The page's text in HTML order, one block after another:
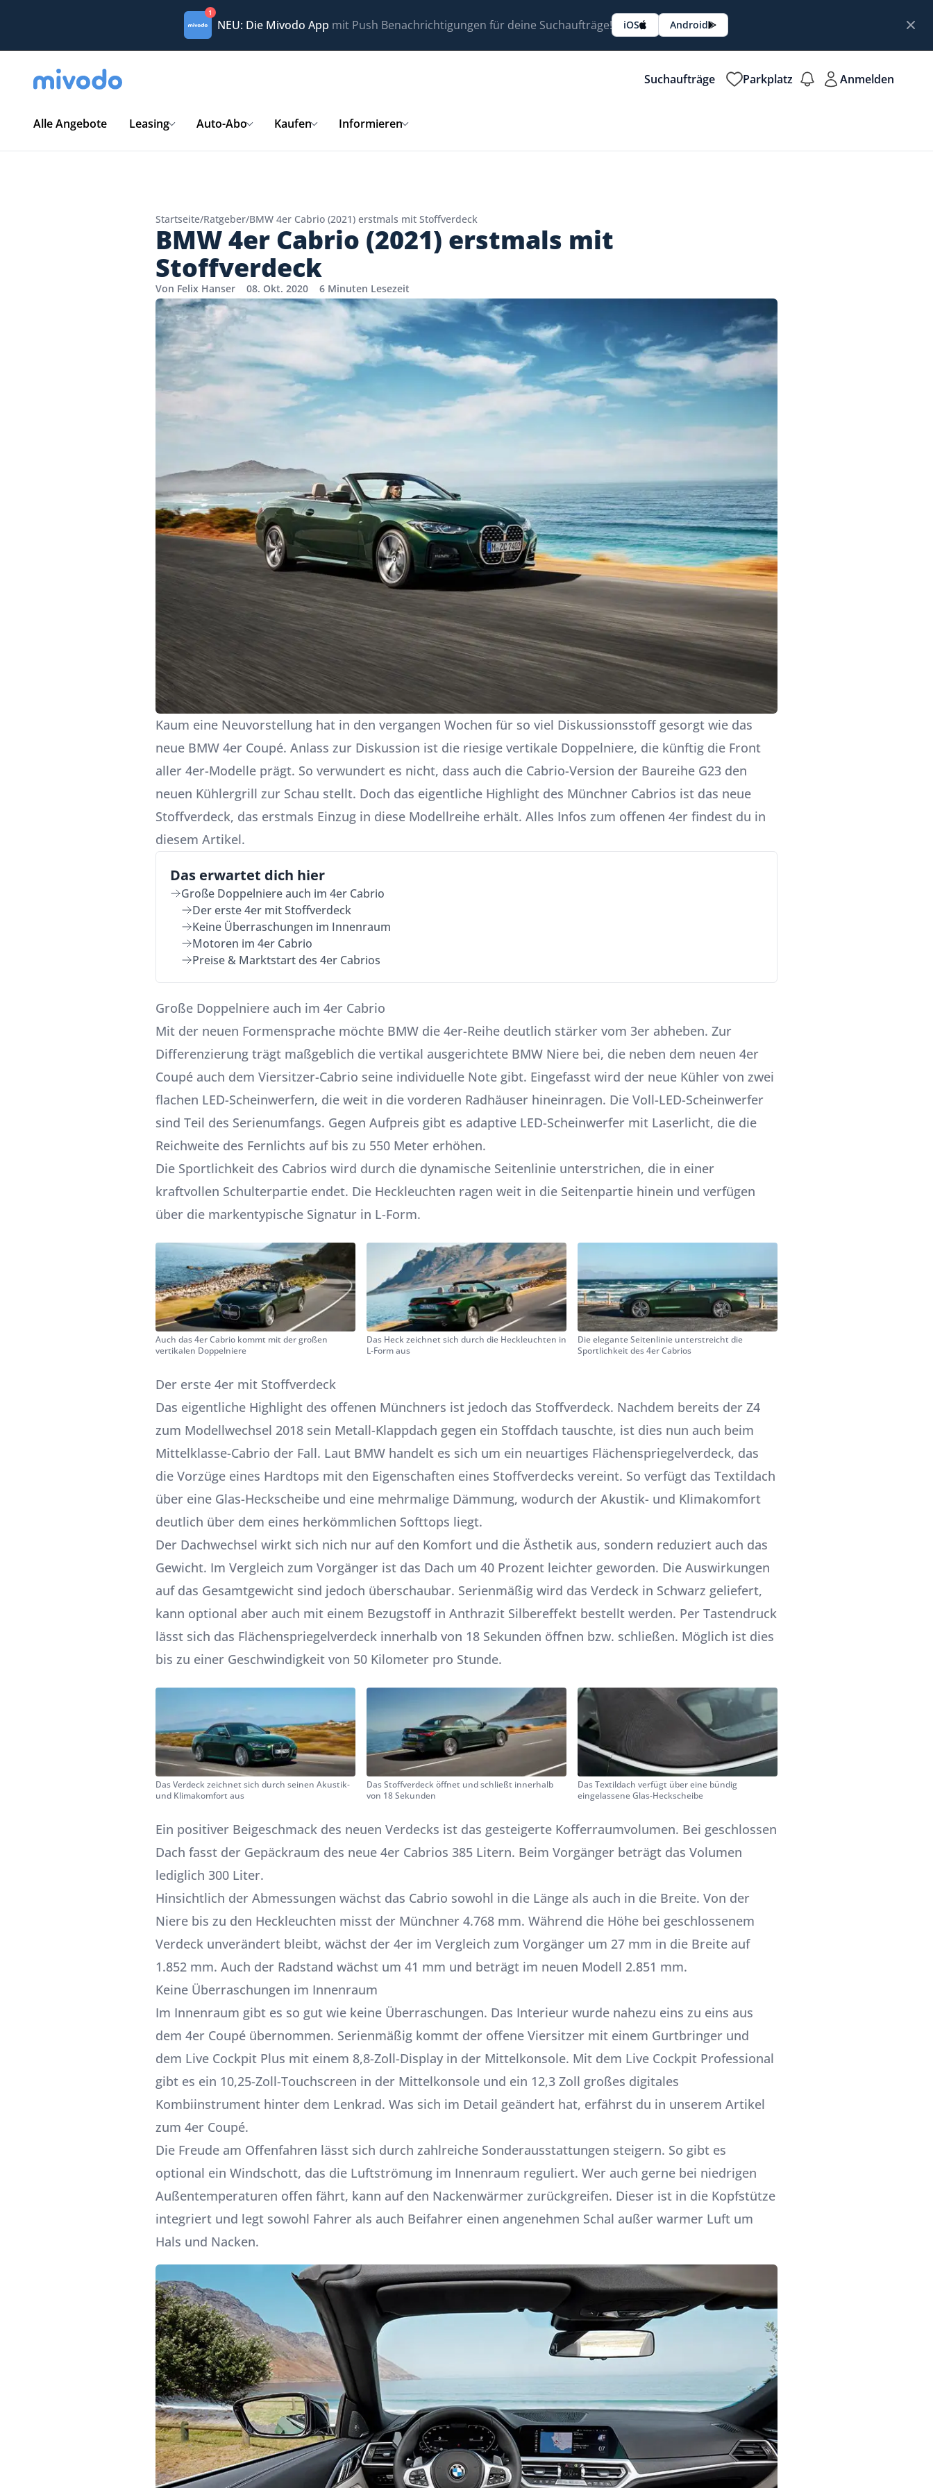
1
NEU: Die Mivodo App mit Push Benachrichtigungen für deine Suchaufträge! iOS Android
Suchaufträge Parkplatz Anmelden
Alle Angebote Leasing Auto-Abo Kaufen Informieren
Startseite/Ratgeber/BMW 4er Cabrio (2021) erstmals mit Stoffverdeck
BMW 4er Cabrio (2021) erstmals mit
Stoffverdeck
Von Felix Hanser 08. Okt. 2020 6 Minuten Lesezeit
Kaum eine Neuvorstellung hat in den vergangen Wochen für so viel Diskussionsstoff gesorgt wie das
neue BMW 4er Coupé. Anlass zur Diskussion ist die riesige vertikale Doppelniere, die künftig die Front
aller 4er-Modelle prägt. So verwundert es nicht, dass auch die Cabrio-Version der Baureihe G23 den
neuen Kühlergrill zur Schau stellt. Doch das eigentliche Highlight des Münchner Cabrios ist das neue
Stoffverdeck, das erstmals Einzug in diese Modellreihe erhält. Alles Infos zum offenen 4er findest du in
diesem Artikel.
Das erwartet dich hier
Große Doppelniere auch im 4er Cabrio
Der erste 4er mit Stoffverdeck
Keine Überraschungen im Innenraum
Motoren im 4er Cabrio
Preise & Marktstart des 4er Cabrios
Große Doppelniere auch im 4er Cabrio
Mit der neuen Formensprache möchte BMW die 4er-Reihe deutlich stärker vom 3er abheben. Zur
Differenzierung trägt maßgeblich die vertikal ausgerichtete BMW Niere bei, die neben dem neuen 4er
Coupé auch dem Viersitzer-Cabrio seine individuelle Note gibt. Eingefasst wird der neue Kühler von zwei
flachen LED-Scheinwerfern, die weit in die vorderen Radhäuser hineinragen. Die Voll-LED-Scheinwerfer
sind Teil des Serienumfangs. Gegen Aufpreis gibt es adaptive LED-Scheinwerfer mit Laserlicht, die die
Reichweite des Fernlichts auf bis zu 550 Meter erhöhen.
Die Sportlichkeit des Cabrios wird durch die dynamische Seitenlinie unterstrichen, die in einer
kraftvollen Schulterpartie endet. Die Heckleuchten ragen weit in die Seitenpartie hinein und verfügen
über die markentypische Signatur in L-Form.
Auch das 4er Cabrio kommt mit der großen
vertikalen Doppelniere
Das Heck zeichnet sich durch die Heckleuchten in
L-Form aus
Die elegante Seitenlinie unterstreicht die
Sportlichkeit des 4er Cabrios
Der erste 4er mit Stoffverdeck
Das eigentliche Highlight des offenen Münchners ist jedoch das Stoffverdeck. Nachdem bereits der Z4
zum Modellwechsel 2018 sein Metall-Klappdach gegen ein Stoffdach tauschte, ist dies nun auch beim
Mittelklasse-Cabrio der Fall. Laut BMW handelt es sich um ein neuartiges Flächenspriegelverdeck, das
die Vorzüge eines Hardtops mit den Eigenschaften eines Stoffverdecks vereint. So verfügt das Textildach
über eine Glas-Heckscheibe und eine mehrmalige Dämmung, wodurch der Akustik- und Klimakomfort
deutlich über dem eines herkömmlichen Softtops liegt.
Der Dachwechsel wirkt sich nich nur auf den Komfort und die Ästhetik aus, sondern reduziert auch das
Gewicht. Im Vergleich zum Vorgänger ist das Dach um 40 Prozent leichter geworden. Die Auswirkungen
auf das Gesamtgewicht sind jedoch überschaubar. Serienmäßig wird das Verdeck in Schwarz geliefert,
kann optional aber auch mit einem Bezugstoff in Anthrazit Silbereffekt bestellt werden. Per Tastendruck
lässt sich das Flächenspriegelverdeck innerhalb von 18 Sekunden öffnen bzw. schließen. Möglich ist dies
bis zu einer Geschwindigkeit von 50 Kilometer pro Stunde.
Das Verdeck zeichnet sich durch seinen Akustik-
und Klimakomfort aus
Das Stoffverdeck öffnet und schließt innerhalb
von 18 Sekunden
Das Textildach verfügt über eine bündig
eingelassene Glas-Heckscheibe
Ein positiver Beigeschmack des neuen Verdecks ist das gesteigerte Kofferraumvolumen. Bei geschlossen
Dach fasst der Gepäckraum des neue 4er Cabrios 385 Litern. Beim Vorgänger beträgt das Volumen
lediglich 300 Liter.
Hinsichtlich der Abmessungen wächst das Cabrio sowohl in die Länge als auch in die Breite. Von der
Niere bis zu den Heckleuchten misst der Münchner 4.768 mm. Während die Höhe bei geschlossenem
Verdeck unverändert bleibt, wächst der 4er im Vergleich zum Vorgänger um 27 mm in die Breite auf
1.852 mm. Auch der Radstand wächst um 41 mm und beträgt im neuen Modell 2.851 mm.
Keine Überraschungen im Innenraum
Im Innenraum gibt es so gut wie keine Überraschungen. Das Interieur wurde nahezu eins zu eins aus
dem 4er Coupé übernommen. Serienmäßig kommt der offene Viersitzer mit einem Gurtbringer und
dem Live Cockpit Plus mit einem 8,8-Zoll-Display in der Mittelkonsole. Mit dem Live Cockpit Professional
gibt es ein 10,25-Zoll-Touchscreen in der Mittelkonsole und ein 12,3 Zoll großes digitales
Kombiinstrument hinter dem Lenkrad. Was sich im Detail geändert hat, erfährst du in unserem Artikel
zum 4er Coupé.
Die Freude am Offenfahren lässt sich durch zahlreiche Sonderausstattungen steigern. So gibt es
optional ein Windschott, das die Luftströmung im Innenraum reguliert. Wer auch gerne bei niedrigen
Außentemperaturen offen fährt, kann auf den Nackenwärmer zurückgreifen. Dieser ist in die Kopfstütze
integriert und legt sowohl Fahrer als auch Beifahrer einen angenehmen Schal außer warmer Luft um
Hals und Nacken.